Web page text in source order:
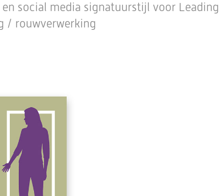
social media signatuurstijl voor Leading
/ rouwverwerking